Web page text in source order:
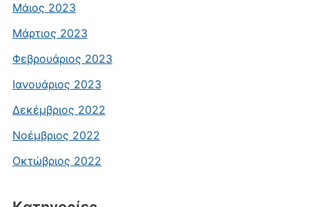
Μάιος 2023
Μάρτιος 2023
Φεβρουάριος 2023
Ιανουάριος 2023
Δεκέμβριος 2022
Νοέμβριος 2022
Οκτώβριος 2022